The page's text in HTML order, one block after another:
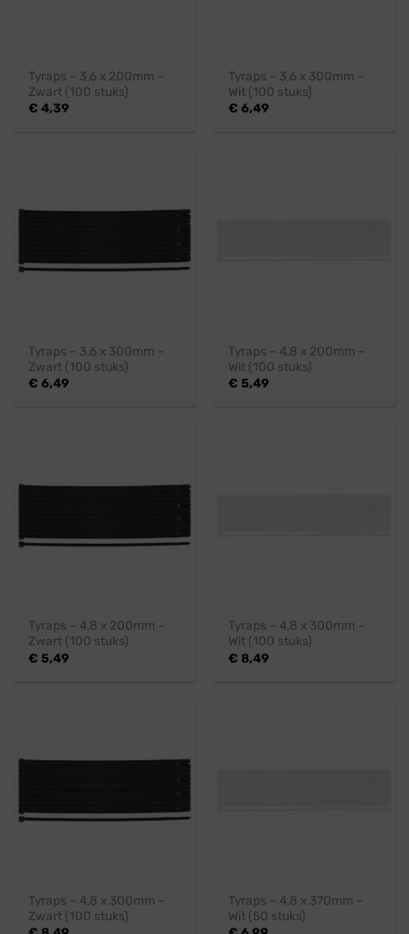
Tyraps – 3,6 x 200mm –
Zwart (100 stuks)
€ 4,39
Tyraps – 3,6 x 300mm –
Wit (100 stuks)
€ 6,49
Tyraps – 3,6 x 300mm –
Zwart (100 stuks)
€ 6,49
Tyraps – 4,8 x 200mm –
Wit (100 stuks)
€ 5,49
Tyraps – 4,8 x 200mm –
Zwart (100 stuks)
€ 5,49
Tyraps – 4,8 x 300mm –
Wit (100 stuks)
€ 8,49
Tyraps – 4,8 x 300mm –
Zwart (100 stuks)
Tyraps – 4,8 x 370mm –
Wit (50 stuks)